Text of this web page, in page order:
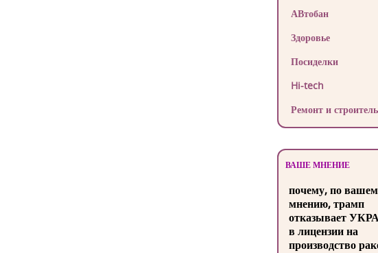
АВтобан
Здоровье
Посиделки
Hi-tech
Ремонт и
ВАШЕ МНЕНИЕ
почему, по
мнению, трамп
отказывает
в лицензии на
производство